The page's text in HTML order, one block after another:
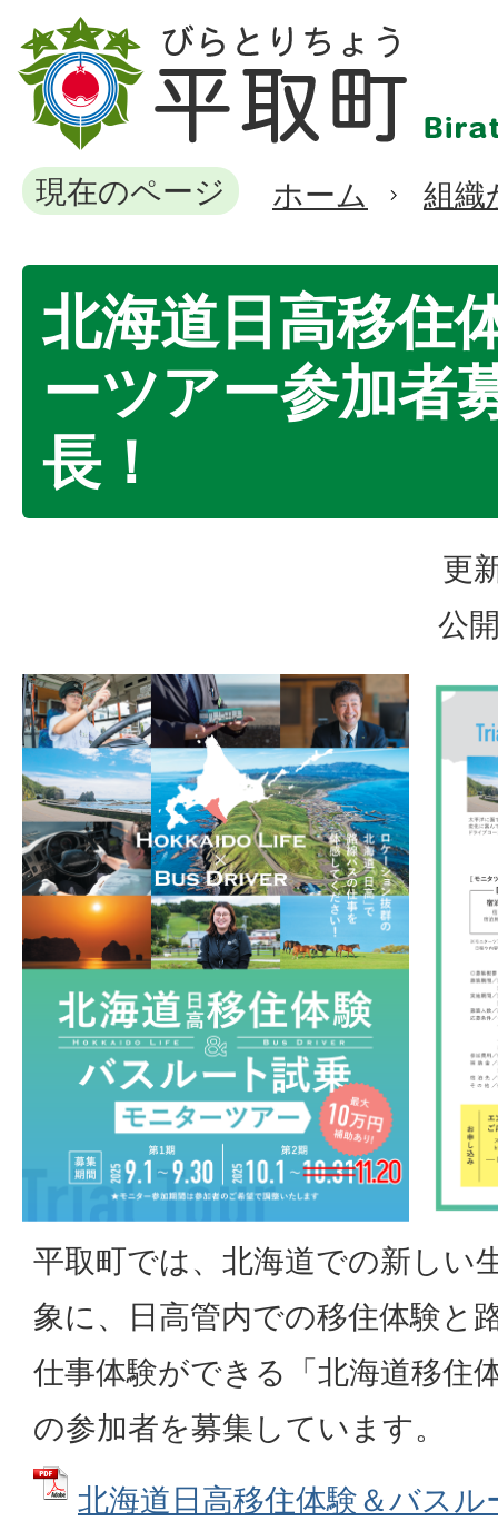
現在のページ ホーム 組織
北海道日高移住
ーツアー参加者
長！
更
公
平取町では、北海道での新しい
象に、日高管内での移住体験と
仕事体験ができる「北海道移住
の参加者を募集しています。
北海道日高移住体験＆バス